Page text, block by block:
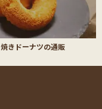
きドーナツの通販